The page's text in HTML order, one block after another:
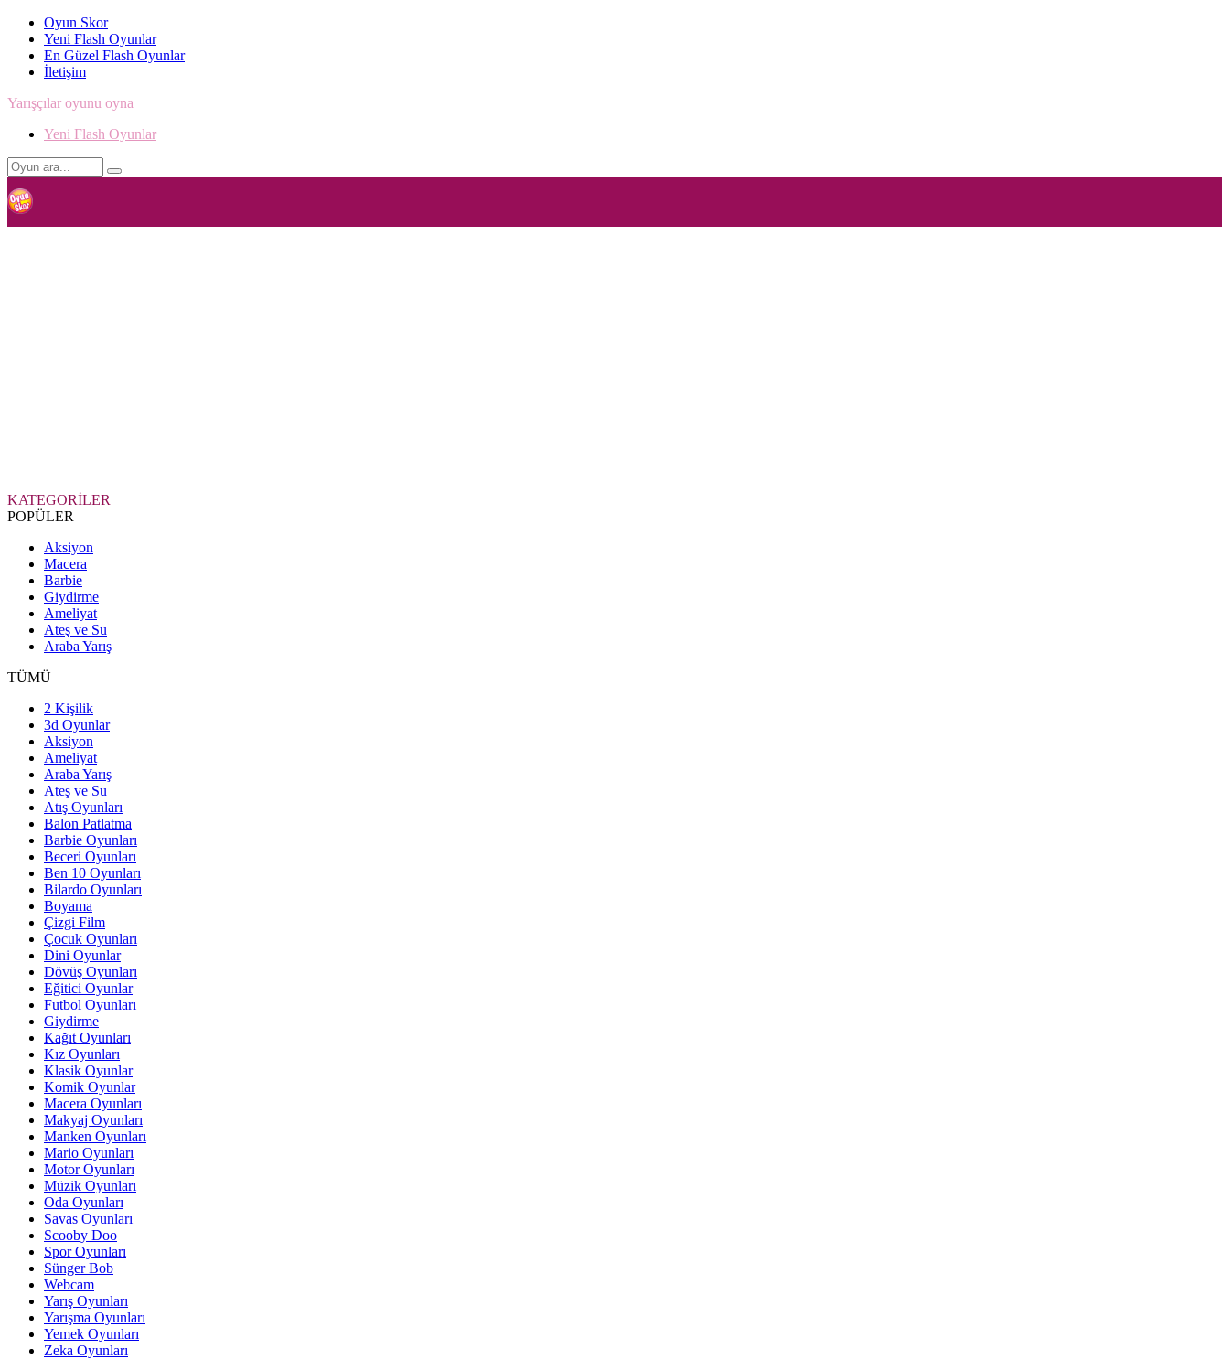
Oyun Skor
Yeni Flash Oyunlar
En Güzel Flash Oyunlar
İletişim
Yarışçılar oyunu oyna
Yeni Flash Oyunlar
KATEGORİLER
POPÜLER
Aksiyon
Macera
Barbie
Giydirme
Ameliyat
Ateş ve Su
Araba Yarış
TÜMÜ
2 Kişilik
3d Oyunlar
Aksiyon
Ameliyat
Araba Yarış
Ateş ve Su
Atış Oyunları
Balon Patlatma
Barbie Oyunları
Beceri Oyunları
Ben 10 Oyunları
Bilardo Oyunları
Boyama
Çizgi Film
Çocuk Oyunları
Dini Oyunlar
Dövüş Oyunları
Eğitici Oyunlar
Futbol Oyunları
Giydirme
Kağıt Oyunları
Kız Oyunları
Klasik Oyunlar
Komik Oyunlar
Macera Oyunları
Makyaj Oyunları
Manken Oyunları
Mario Oyunları
Motor Oyunları
Müzik Oyunları
Oda Oyunları
Savas Oyunları
Scooby Doo
Spor Oyunları
Sünger Bob
Webcam
Yarış Oyunları
Yarışma Oyunları
Yemek Oyunları
Zeka Oyunları